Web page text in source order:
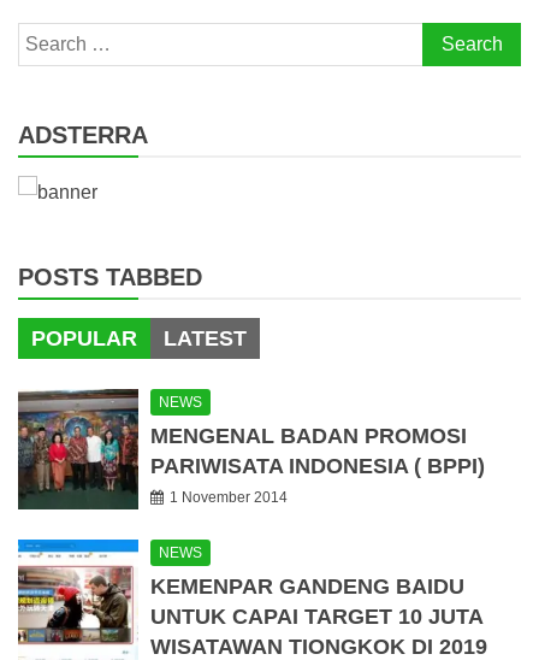
Search
for:
ADSTERRA
POSTS TABBED
POPULAR LATEST
NEWS
MENGENAL BADAN PROMOSI
PARIWISATA INDONESIA ( BPPI)
1 November 2014
NEWS
KEMENPAR GANDENG BAIDU
UNTUK CAPAI TARGET 10 JUTA
WISATAWAN TIONGKOK DI 2019